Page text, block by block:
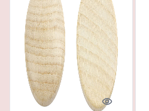
Quick look